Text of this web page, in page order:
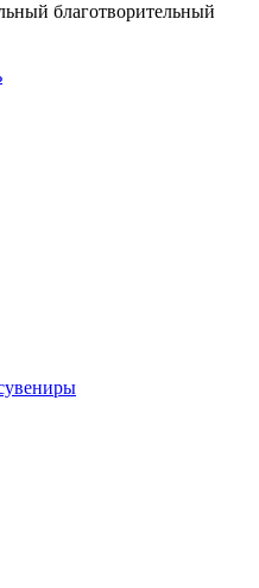
благотворительный